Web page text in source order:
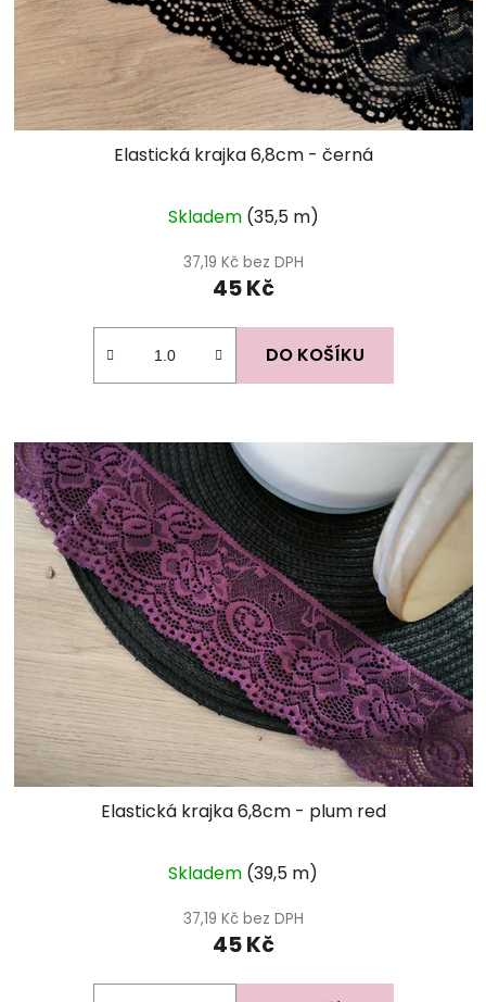
Elastická krajka 6,8cm - černá
Skladem (35,5 m)
37,19 Kč bez DPH
45 Kč
DO KOŠÍKU
Elastická krajka 6,8cm - plum red
Skladem (39,5 m)
37,19 Kč bez DPH
45 Kč